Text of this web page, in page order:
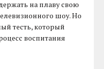
на плаву свою
шоу. Но
тесть, который
воспитания